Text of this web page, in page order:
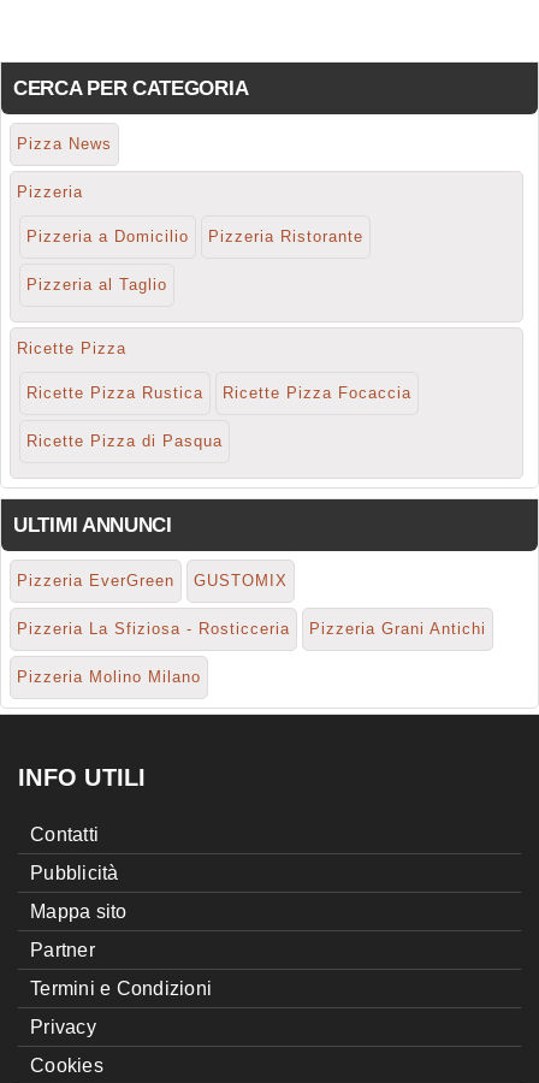
CERCA PER CATEGORIA
Pizza News
Pizzeria
Pizzeria a Domicilio Pizzeria Ristorante
Pizzeria al Taglio
Ricette Pizza
Ricette Pizza Rustica Ricette Pizza Focaccia
Ricette Pizza di Pasqua
ULTIMI ANNUNCI
Pizzeria EverGreen GUSTOMIX
Pizzeria La Sfiziosa - Rosticceria Pizzeria Grani Antichi
Pizzeria Molino Milano
INFO UTILI
Contatti
Pubblicità
Mappa sito
Partner
Termini e Condizioni
Privacy
Cookies